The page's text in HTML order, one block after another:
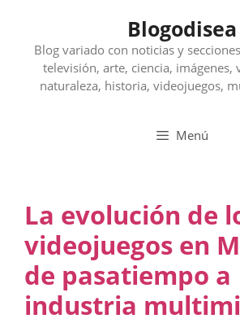
contenido
Blogodisea
Blog variado con noticias y
televisión, arte, ciencia, imágenes,
naturaleza, historia, videojuegos,
Menú
La evolución de
videojuegos en
de pasatiempo a
industria